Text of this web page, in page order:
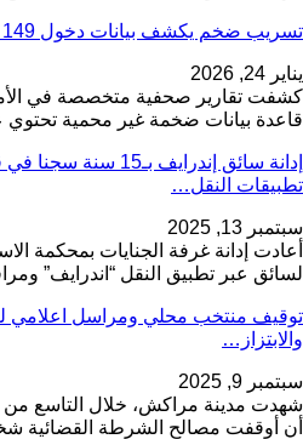
تسريب ضخم يكشف بيانات دخول 149 مليون مستخدم على الإنترنت
يناير 24, 2026
كشفت تقارير صحفية متخصصة في
قاعدة بيانات ضخمة غير محمية تحتوي على نحو 149
إدانة سائق إندرايف
تطبيقات النقل…
سبتمبر 13, 2025
أعادت إدانة غرفة الجنايات بمحكمة
لسائق عبر تطبيق النقل “اندرايف”
توقيف منتخب محلي ومراسل اعلامي
والابتزاز…
سبتمبر 9, 2025
شهدت مدينة مراكش، خلال التاسع من
أن أوقفت مصالح الشرطة القضائية